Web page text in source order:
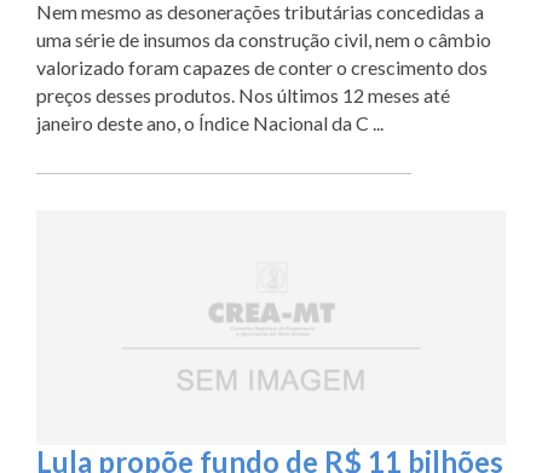
Nem mesmo as desonerações tributárias concedidas a
uma série de insumos da construção civil, nem o câmbio
valorizado foram capazes de conter o crescimento dos
preços desses produtos. Nos últimos 12 meses até
janeiro deste ano, o Índice Nacional da C ...
Lula propõe fundo de R$ 11 bilhões